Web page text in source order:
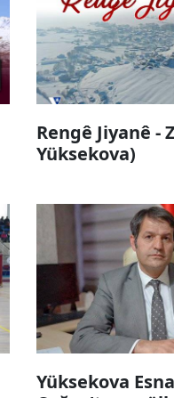
Rengê Jiyanê -
Yüksekova)
Yüksekova